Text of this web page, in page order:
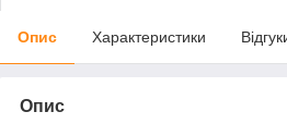
Опис Характеристики
Опис